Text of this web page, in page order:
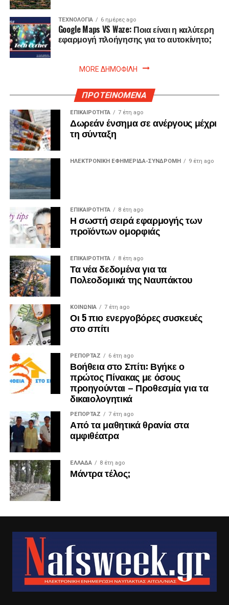
ΤΕΧΝΟΛΟΓΙΑ 6 ημέρες ago
Google Maps VS Waze: Ποια είναι η καλύτερη
εφαρμογή πλοήγησης για το αυτοκίνητο;
MORE ΔΗΜΟΦΙΛΗ
ΠΡΟΤΕΙΝΟΜΕΝΑ
ΕΠΙΚΑΙΡΟΤΗΤΑ 7 έτη ago
Δωρεάν ένσημα σε ανέργους μέχρι
τη σύνταξη
ΗΛΕΚΤΡΟΝΙΚΗ ΕΦΗΜΕΡΙΔΑ-ΣΥΝΔΡΟΜΗ 9 έτη ago
ΕΠΙΚΑΙΡΟΤΗΤΑ 8 έτη ago
Η σωστή σειρά εφαρμογής των
προϊόντων ομορφιάς
ΕΠΙΚΑΙΡΟΤΗΤΑ 8 έτη ago
Τα νέα δεδομένα για τα
Πολεοδομικά της Ναυπάκτου
ΚΟΙΝΩΝΙΑ 7 έτη ago
Οι 5 πιο ενεργοβόρες συσκευές
στο σπίτι
ΡΕΠΟΡΤΑΖ 6 έτη ago
Βοήθεια στο Σπίτι: Βγήκε ο
πρώτος Πίνακας με όσους
προηγούνται – Προθεσμία για τα
δικαιολογητικά
ΡΕΠΟΡΤΑΖ 7 έτη ago
Από τα μαθητικά θρανία στα
αμφιθέατρα
ΕΛΛΑΔΑ 8 έτη ago
Μάντρα τέλος;